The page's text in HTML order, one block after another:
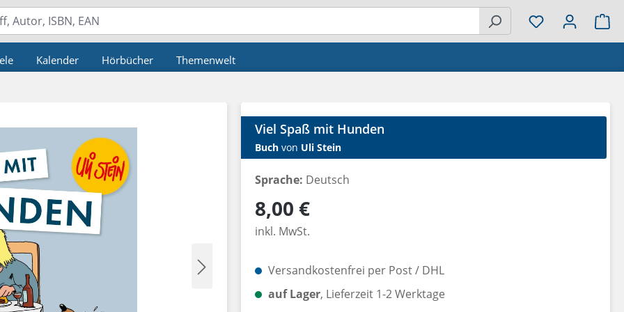
Kalender Hörbücher Themenwelt
Viel Spaß mit Hunden
Buch von Uli Stein
Sprache: Deutsch
Regulärer Preis:
8,00 €
inkl. MwSt.
Versandkostenfrei per Post / DHL
auf Lager, Lieferzeit 1-2 Werktage